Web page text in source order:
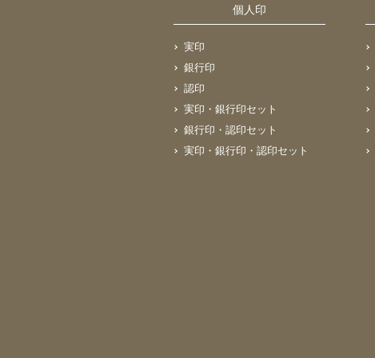
個人印
実印
銀行印
認印
実印・銀行印セット
銀行印・認印セット
実印・銀行印・認印セット